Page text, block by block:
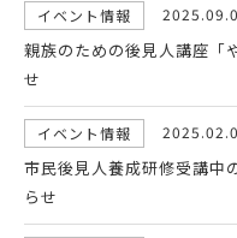
イベント情報
親族のための後見人講座「
せ
イベント情報
市民後見人養成研修受講
らせ